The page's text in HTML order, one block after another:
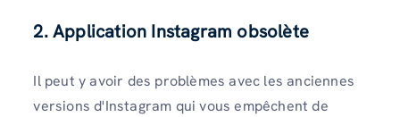
2.Application Instagram obsolète
Il peut y avoir des problèmes avec les anciennes
versions d'Instagram qui vous empêchent de